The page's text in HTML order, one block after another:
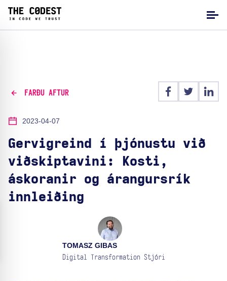
FARÐU AFTUR
2023-04-07
Gervigreind í þjónustu við
viðskiptavini: Kosti,
áskoranir og árangursrík
innleiðing
TOMASZ GIBAS
Digital Transformation Stjóri